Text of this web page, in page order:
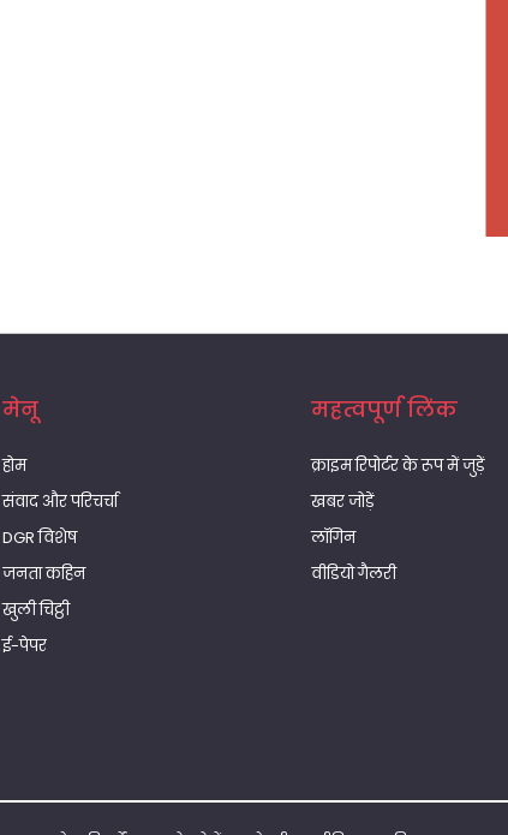
मेनू
होम
संवाद और परिचर्चा
DGR विशेष
जनता कहिन
खुली चिट्ठी
ई-पेपर
महत्वपूर्ण लिंक
क्राइम रिपोर्टर के रूप में जुड़ें
खबर जोड़ें
लॉगिन
वीडियो गैलरी